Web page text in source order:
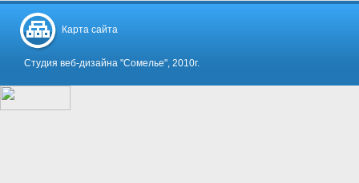
Карта сайта
Студия веб-дизайна "Сомелье", 2010г.